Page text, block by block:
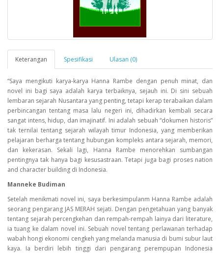
Keterangan Spesifikasi Ulasan (0)
“Saya mengikuti karya-karya Hanna Rambe dengan penuh minat, dan
novel ini bagi saya adalah karya terbaiknya, sejauh ini. Di sini sebuah
lembaran sejarah Nusantara yang penting, tetapi kerap terabaikan dalam
perbincangan tentang masa lalu negeri ini, dihadirkan kembali secara
sangat intens, hidup, dan imajinatif. Ini adalah sebuah “dokumen historis”
tak ternilai tentang sejarah wilayah timur Indonesia, yang memberikan
pelajaran berharga tentang hubungan kompleks antara sejarah, memori,
dan kekerasan. Sekali lagi, Hanna Rambe menorehkan sumbangan
pentingnya tak hanya bagi kesusastraan. Tetapi juga bagi proses nation
and character building di Indonesia.
Manneke Budiman
Setelah menikmati novel ini, saya berkesimpulanm Hanna Rambe adalah
seorang pengarang JAS MERAH sejati. Dengan pengetahuan yang banyak
tentang sejarah percengkehan dan rempah-rempah lainya dari literature,
ia tuang ke dalam novel ini. Sebuah novel tentang perlawanan terhadap
wabah hongi ekonomi cengkeh yang melanda manusia di bumi subur laut
kaya. Ia berdiri lebih tinggi dari pengarang perempupan Indonesia